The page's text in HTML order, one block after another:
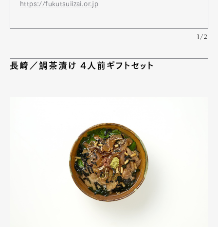
https://fukutsuiizai.or.jp
1/2
長崎／鯛茶漬け 4人前ギフトセット